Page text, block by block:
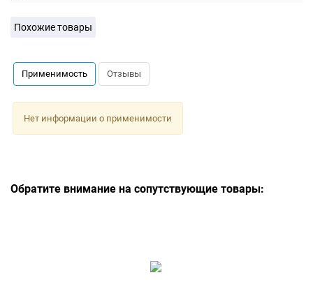
Похожие товары
Применимость Отзывы
Нет информации о применимости
Обратите внимание на сопутствующие товары: